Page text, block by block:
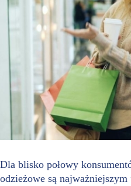
Dla blisko połowy
odzieżowe są